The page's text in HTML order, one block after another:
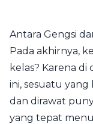
Antara Gengsi
Pada akhirnya,
kelas? Karena
ini, sesuatu
dan dirawat
yang tepat